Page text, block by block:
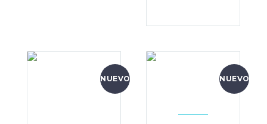
NUEVO NUEVO